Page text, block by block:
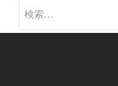
検索: